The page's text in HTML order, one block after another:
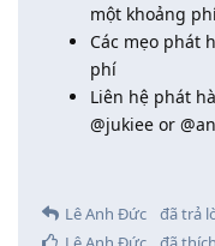
một khoảng
Các mẹo phát
phí
Liên hệ phát
@jukiee or
Lê Anh Đức
đã trả